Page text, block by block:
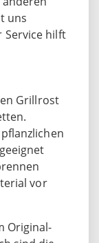
uns
Service hilft
Grillrost
vor
Original-